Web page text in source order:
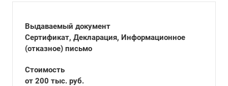
Выдаваемый документ
Сертификат, Декларация, Информационное
(отказное) письмо
Стоимость
от 200 тыс. руб.